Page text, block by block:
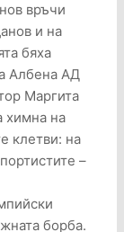
връчи
и на
бяха
Албена АД
Маргита
химна на
клетви: на
–
борба.